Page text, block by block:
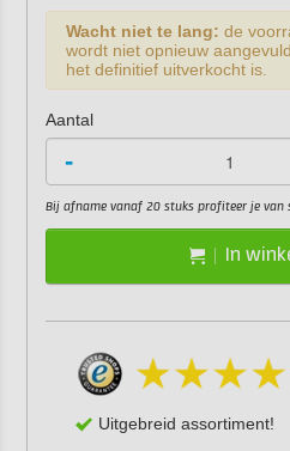
Wacht niet te lang: de
wordt niet opnieuw
het definitief uitverkocht is.
Aantal
-
Bij afname vanaf 20 stuks profiteer je van
In
Uitgebreid assortiment!